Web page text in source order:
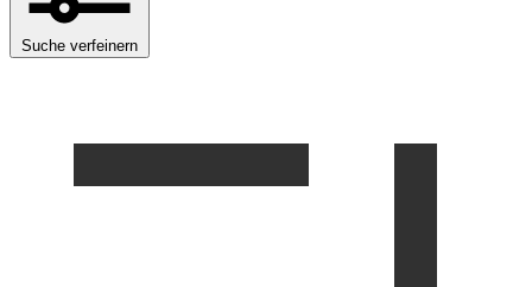
Suche verfeinern